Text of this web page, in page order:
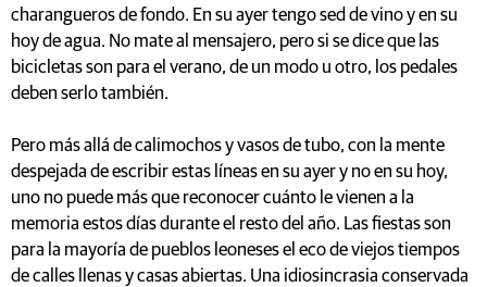
charangueros de fondo. En su ayer tengo sed de vino y en su
hoy de agua. No mate al mensajero, pero si se dice que las
bicicletas son para el verano, de un modo u otro, los pedales
deben serlo también.
Pero más allá de calimochos y vasos de tubo, con la mente
despejada de escribir estas líneas en su ayer y no en su hoy,
uno no puede más que reconocer cuánto le vienen a la
memoria estos días durante el resto del año. Las fiestas son
para la mayoría de pueblos leoneses el eco de viejos tiempos
de calles llenas y casas abiertas. Una idiosincrasia conservada